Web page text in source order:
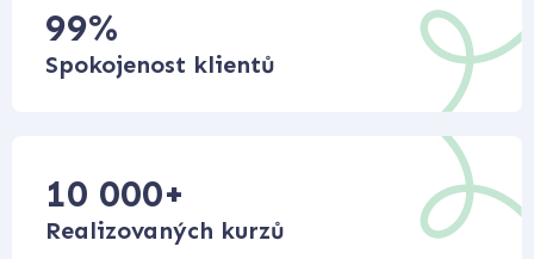
99%
Spokojenost klientů
10 000+
Realizovaných kurzů